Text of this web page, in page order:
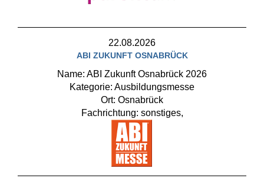
22.08.2026
ABI ZUKUNFT OSNABRÜCK
Name: ABI Zukunft Osnabrück 2026
Kategorie: Ausbildungsmesse
Ort: Osnabrück
Fachrichtung: sonstiges,